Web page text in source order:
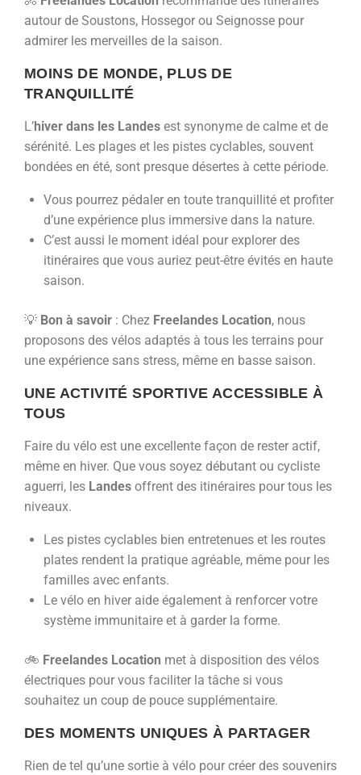
autour de Soustons, Hossegor ou Seignosse pour
admirer les merveilles de la saison.
MOINS DE MONDE, PLUS DE
TRANQUILLITÉ
L’hiver dans les Landes est synonyme de calme et de
sérénité. Les plages et les pistes cyclables, souvent
bondées en été, sont presque désertes à cette période.
Vous pourrez pédaler en toute tranquillité et profiter
d’une expérience plus immersive dans la nature.
C’est aussi le moment idéal pour explorer des
itinéraires que vous auriez peut-être évités en haute
saison.
💡 Bon à savoir : Chez Freelandes Location, nous
proposons des vélos adaptés à tous les terrains pour
une expérience sans stress, même en basse saison.
UNE ACTIVITÉ SPORTIVE ACCESSIBLE À
TOUS
Faire du vélo est une excellente façon de rester actif,
même en hiver. Que vous soyez débutant ou cycliste
aguerri, les Landes offrent des itinéraires pour tous les
niveaux.
Les pistes cyclables bien entretenues et les routes
plates rendent la pratique agréable, même pour les
familles avec enfants.
Le vélo en hiver aide également à renforcer votre
système immunitaire et à garder la forme.
🚲 Freelandes Location met à disposition des vélos
électriques pour vous faciliter la tâche si vous
souhaitez un coup de pouce supplémentaire.
DES MOMENTS UNIQUES À PARTAGER
Rien de tel qu’une sortie à vélo pour créer des souvenirs